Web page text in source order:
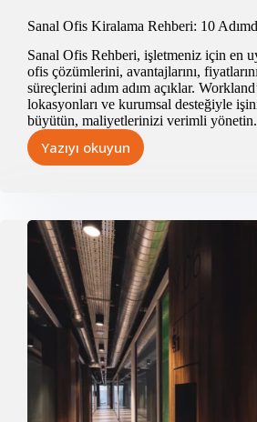
Sanal Ofis Kiralama Rehberi: 10
Sanal Ofis Rehberi, işletmeniz için en
ofis çözümlerini, avantajlarını,
süreçlerini adım adım açıklar.
lokasyonları ve kurumsal desteğiyle
büyütün, maliyetlerinizi verimli yönetin.
Yazıyı okuyun
Sanal
10
Adımda
Sanal
Ofis